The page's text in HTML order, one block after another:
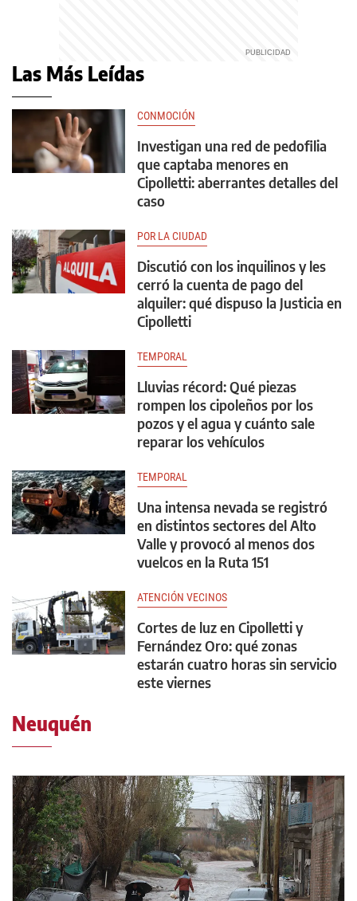
Las Más Leídas
CONMOCIÓN
Investigan una red de pedofilia
que captaba menores en
Cipolletti: aberrantes detalles del
caso
POR LA CIUDAD
Discutió con los inquilinos y les
cerró la cuenta de pago del
alquiler: qué dispuso la Justicia en
Cipolletti
TEMPORAL
Lluvias récord: Qué piezas
rompen los cipoleños por los
pozos y el agua y cuánto sale
reparar los vehículos
TEMPORAL
Una intensa nevada se registró
en distintos sectores del Alto
Valle y provocó al menos dos
vuelcos en la Ruta 151
ATENCIÓN VECINOS
Cortes de luz en Cipolletti y
Fernández Oro: qué zonas
estarán cuatro horas sin servicio
este viernes
Neuquén